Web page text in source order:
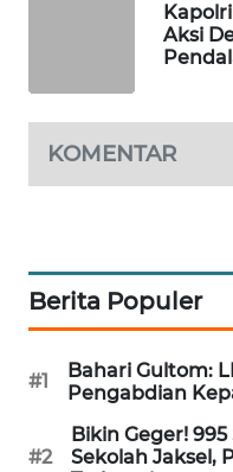
Aksi
KOMENTAR
Berita Populer
#1
Bahari Gultom:
Pengabdian
#2
Bikin Geger!
Sekolah Jaksel,
FORWAMKI
ALPERKLINAS
TAMBANG
NEWS
SITUNGIR
NEWS